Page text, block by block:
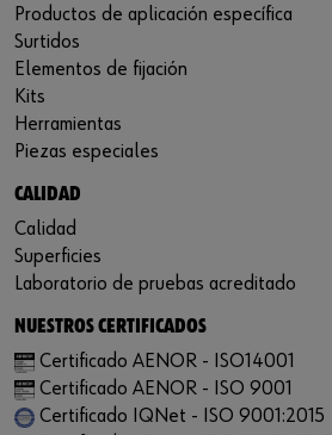
Productos de aplicación específica
Surtidos
Elementos de fijación
Kits
Herramientas
Piezas especiales
CALIDAD
Calidad
Superficies
Laboratorio de pruebas acreditado
NUESTROS CERTIFICADOS
Certificado AENOR - ISO14001
Certificado AENOR - ISO 9001
Certificado IQNet - ISO 9001:2015